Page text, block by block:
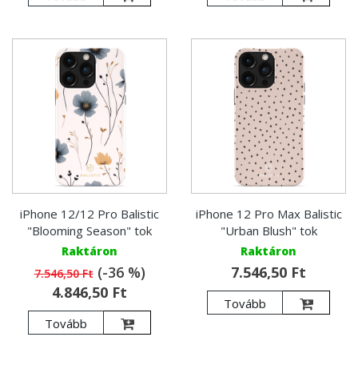
iPhone 12/12 Pro Balistic
"Blooming Season" tok
Raktáron
7.546,50 Ft(-36 %)
4.846,50 Ft
Tovább
iPhone 12 Pro Max Balistic
"Urban Blush" tok
Raktáron
7.546,50 Ft
Tovább